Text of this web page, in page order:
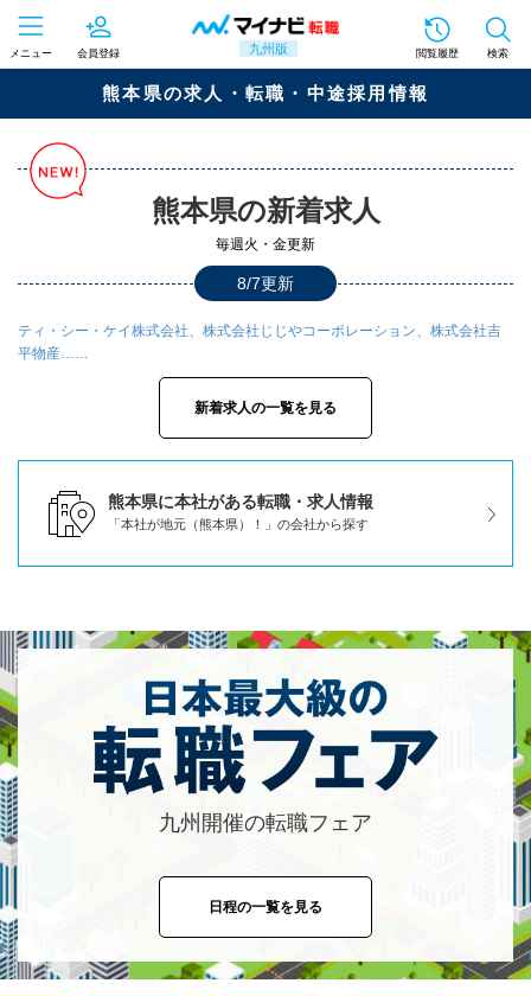
九州版
メニュー 会員登録 閲覧履歴 検索
熊本県の求人・転職・中途採用情報
熊本県の新着求人
毎週火・金更新
8/7更新
ティ・シー・ケイ株式会社、株式会社じじやコーポレーション、株式会社吉
平物産……
新着求人の一覧を見る
熊本県に本社がある転職・求人情報
「本社が地元（熊本県）！」の会社から探す
九州開催の転職フェア
日程の一覧を見る